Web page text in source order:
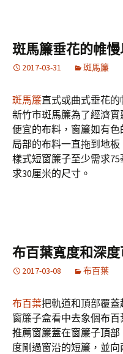
斑馬簾垂花的帷
2017-03-31 斑馬簾
斑馬簾直式或曲式垂花的
新竹市斑馬簾為了經濟
便宜的布料，窗簾如有
局部的布料一直拖到地
樣式短窗簾子至少需求
求30厘米的尺寸。
布百葉寬度和深
2017-03-08 布百葉
布百葉把軌道和頂部覆蓋
窗簾子盒看中去象個布
推薦窗簾蓋在窗簾子頂
度剛過窗沿的短簾，並